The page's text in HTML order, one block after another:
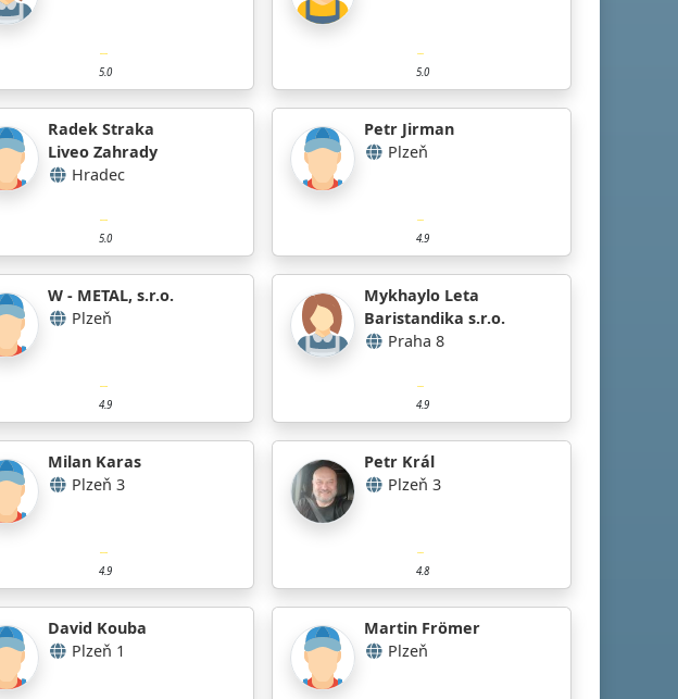
5.0 5.0
Radek Straka
Liveo Zahrady
Hradec
5.0
Petr Jirman
Plzeň
4.9
W - METAL, s.r.o.
Plzeň
4.9
Mykhaylo Leta
Baristandika s.r.o.
Praha 8
4.9
Milan Karas
Plzeň 3
4.9
Petr Král
Plzeň 3
4.8
David Kouba
Plzeň 1
Martin Frömer
Plzeň